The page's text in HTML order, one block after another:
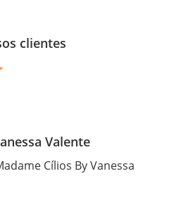
clientes
Valente
Cílios By Vanessa